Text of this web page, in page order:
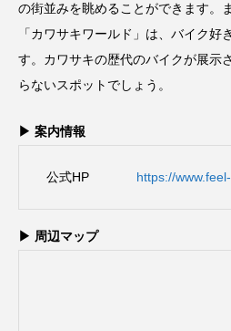
の街並みを眺めることができます。
「カワサキワールド」は、バイク好
す。カワサキの歴代のバイクが展示
らないスポットでしょう。
▶ 案内情報
公式HP https://
▶ 周辺マップ